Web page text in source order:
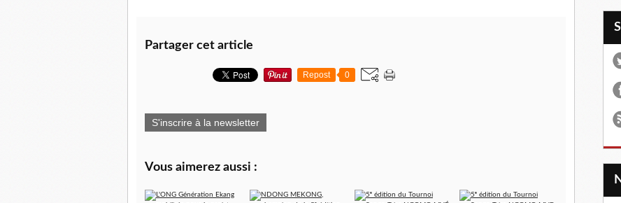
Partager cet article
Repost 0
S'inscrire à la newsletter
Vous aimerez aussi :